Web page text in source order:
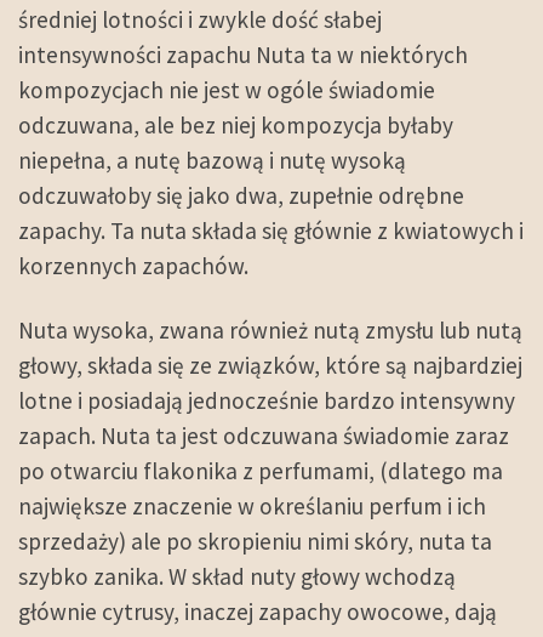
średniej lotności i zwykle dość słabej
intensywności zapachu Nuta ta w niektórych
kompozycjach nie jest w ogóle świadomie
odczuwana, ale bez niej kompozycja byłaby
niepełna, a nutę bazową i nutę wysoką
odczuwałoby się jako dwa, zupełnie odrębne
zapachy. Ta nuta składa się głównie z kwiatowych i
korzennych zapachów.
Nuta wysoka, zwana również nutą zmysłu lub nutą
głowy, składa się ze związków, które są najbardziej
lotne i posiadają jednocześnie bardzo intensywny
zapach. Nuta ta jest odczuwana świadomie zaraz
po otwarciu flakonika z perfumami, (dlatego ma
największe znaczenie w określaniu perfum i ich
sprzedaży) ale po skropieniu nimi skóry, nuta ta
szybko zanika. W skład nuty głowy wchodzą
głównie cytrusy, inaczej zapachy owocowe, dają